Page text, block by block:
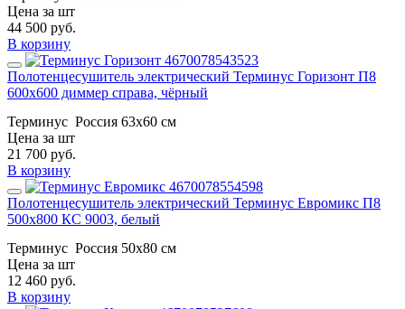
Цена за шт
44 500 руб.
В корзину
Полотенцесушитель электрический Терминус Горизонт П8
600х600 диммер справа, чёрный
Терминус Россия 63х60 см
Цена за шт
21 700 руб.
В корзину
Полотенцесушитель электрический Терминус Евромикс П8
500х800 КС 9003, белый
Терминус Россия 50х80 см
Цена за шт
12 460 руб.
В корзину